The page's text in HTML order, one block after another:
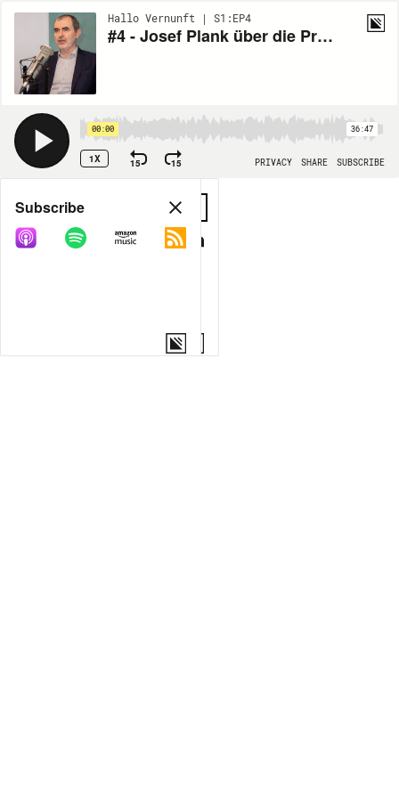
Hallo Vernunft | S1:EP4
#4 - Josef Plank über die Preispolitik der großen Ketten & die Zukunft der Berglandwirtschaft
00:00 36:47
1X 15 15 PRIVACY SHARE SUBSCRIBE
Share
COPY LINK
Subscribe